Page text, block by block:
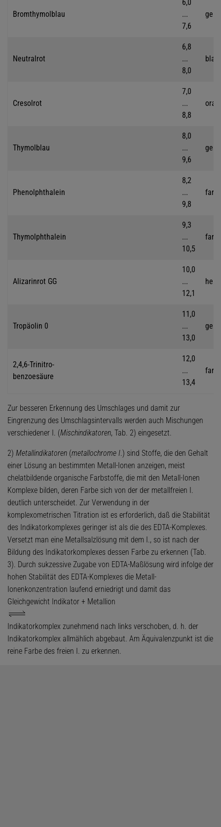
Bromthymolblau
6,0
...
7,6
gelb
Neutralrot
6,8
...
8,0
Cresolrot
7,0
...
8,8
Thymolblau
8,0
...
9,6
gelb
Phenolphthalein
8,2
...
9,8
Thymolphthalein
9,3
...
10,5
Alizarinrot GG
10,0
...
12,1
Tropäolin 0
11,0
...
13,0
gelb
2,4,6-Trinitro-
benzoesäure
12,0
...
13,4
Zur besseren Erkennung des Umschlages und damit zur
Eingrenzung des Umschlagsintervalls werden auch Mischungen
verschiedener I. (Mischindikatoren, Tab. 2) eingesetzt.
2) Metallindikatoren (metallochrome I.) sind Stoffe, die den Gehalt
einer Lösung an bestimmten Metall-Ionen anzeigen, meist
chelatbildende organische Farbstoffe, die mit den Metall-Ionen
Komplexe bilden, deren Farbe sich von der der metallfreien I.
deutlich unterscheidet. Zur Verwendung in der
komplexometrischen Titration ist es erforderlich, daß die Stabilität
des Indikatorkomplexes geringer ist als die des EDTA-Komplexes.
Versetzt man eine Metallsalzlösung mit dem I., so ist nach der
Bildung des Indikatorkomplexes dessen Farbe zu erkennen (Tab.
3). Durch sukzessive Zugabe von EDTA-Maßlösung wird infolge der
hohen Stabilität des EDTA-Komplexes die Metall-
Ionenkonzentration laufend erniedrigt und damit das
Gleichgewicht Indikator + Metallion
Indikatorkomplex zunehmend nach links verschoben, d. h. der
Indikatorkomplex allmählich abgebaut. Am Äquivalenzpunkt ist die
reine Farbe des freien I. zu erkennen.